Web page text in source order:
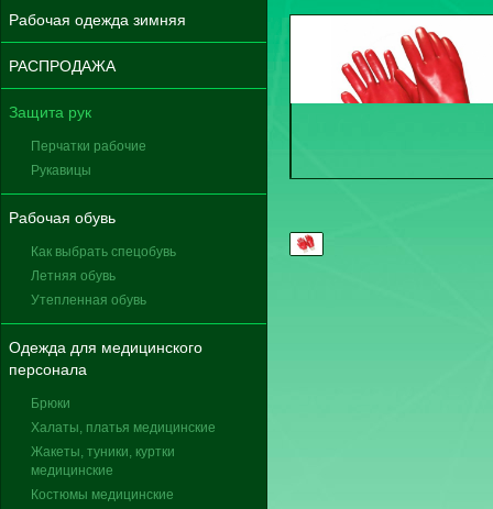
Рабочая одежда зимняя
РАСПРОДАЖА
Защита рук
Перчатки рабочие
Рукавицы
Рабочая обувь
Как выбрать спецобувь
Летняя обувь
Утепленная обувь
Одежда для медицинского
персонала
Брюки
Халаты, платья медицинские
Жакеты, туники, куртки
медицинские
Костюмы медицинские